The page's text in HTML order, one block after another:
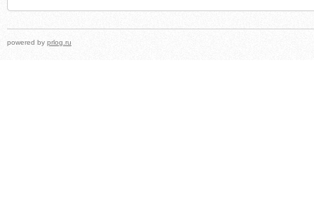
powered by prlog.ru